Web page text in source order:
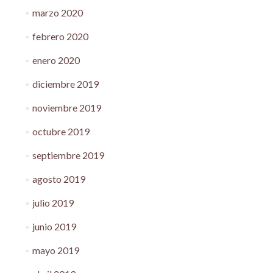
marzo 2020
febrero 2020
enero 2020
diciembre 2019
noviembre 2019
octubre 2019
septiembre 2019
agosto 2019
julio 2019
junio 2019
mayo 2019